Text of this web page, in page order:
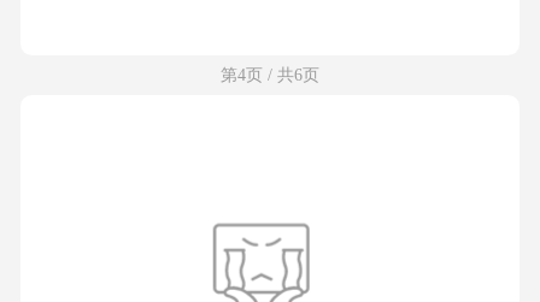
第4页 / 共6页